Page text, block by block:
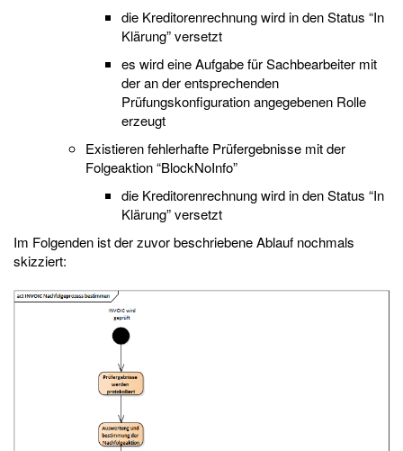
die Kreditorenrechnung wird in den Status “In
Klärung” versetzt
es wird eine Aufgabe für Sachbearbeiter mit
der an der entsprechenden
Prüfungskonfiguration angegebenen Rolle
erzeugt
Existieren fehlerhafte Prüfergebnisse mit der
Folgeaktion “BlockNoInfo”
die Kreditorenrechnung wird in den Status “In
Klärung” versetzt
Im Folgenden ist der zuvor beschriebene Ablauf nochmals
skizziert: